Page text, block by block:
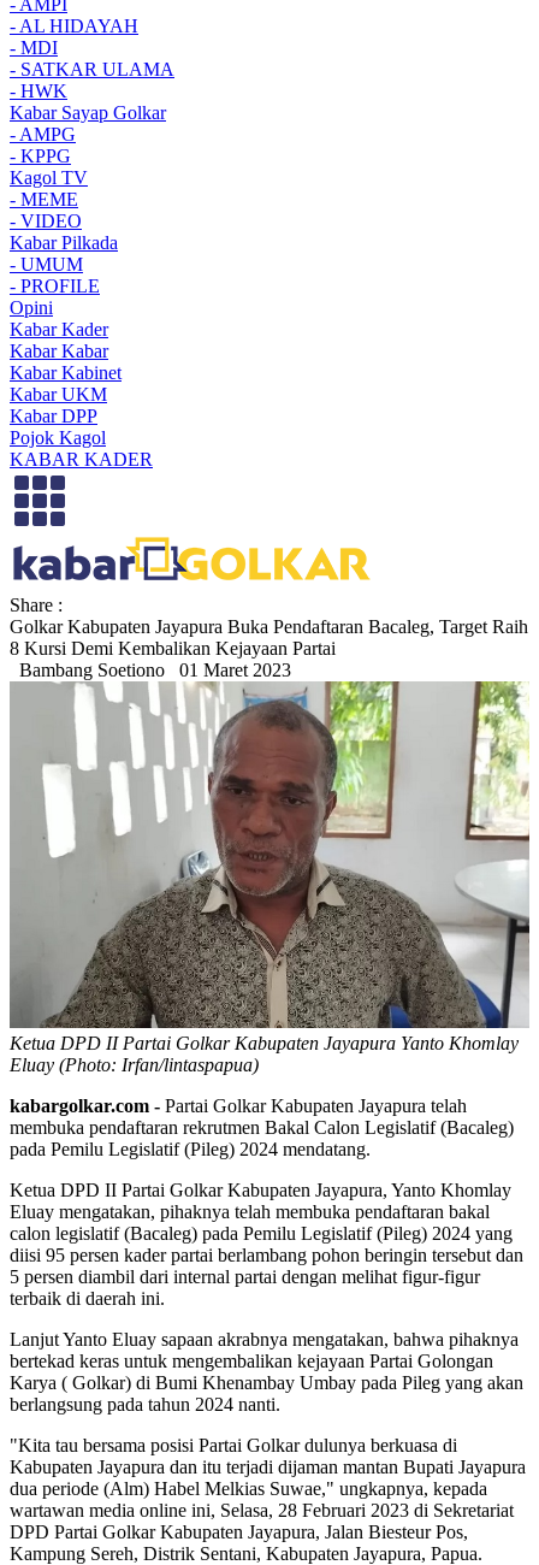
- AMPI
- AL HIDAYAH
- MDI
- SATKAR ULAMA
- HWK
Kabar Sayap Golkar
- AMPG
- KPPG
Kagol TV
- MEME
- VIDEO
Kabar Pilkada
- UMUM
- PROFILE
Opini
Kabar Kader
Kabar Kabar
Kabar Kabinet
Kabar UKM
Kabar DPP
Pojok Kagol
KABAR KADER
Share :
Golkar Kabupaten Jayapura Buka Pendaftaran Bacaleg, Target Raih
8 Kursi Demi Kembalikan Kejayaan Partai
Bambang Soetiono
01 Maret 2023
Ketua DPD II Partai Golkar Kabupaten Jayapura Yanto Khomlay
Eluay (Photo: Irfan/lintaspapua)
kabargolkar.com - Partai Golkar Kabupaten Jayapura telah
membuka pendaftaran rekrutmen Bakal Calon Legislatif (Bacaleg)
pada Pemilu Legislatif (Pileg) 2024 mendatang.
Ketua DPD II Partai Golkar Kabupaten Jayapura, Yanto Khomlay
Eluay mengatakan, pihaknya telah membuka pendaftaran bakal
calon legislatif (Bacaleg) pada Pemilu Legislatif (Pileg) 2024 yang
diisi 95 persen kader partai berlambang pohon beringin tersebut dan
5 persen diambil dari internal partai dengan melihat figur-figur
terbaik di daerah ini.
Lanjut Yanto Eluay sapaan akrabnya mengatakan, bahwa pihaknya
bertekad keras untuk mengembalikan kejayaan Partai Golongan
Karya ( Golkar) di Bumi Khenambay Umbay pada Pileg yang akan
berlangsung pada tahun 2024 nanti.
"Kita tau bersama posisi Partai Golkar dulunya berkuasa di
Kabupaten Jayapura dan itu terjadi dijaman mantan Bupati Jayapura
dua periode (Alm) Habel Melkias Suwae," ungkapnya, kepada
wartawan media online ini, Selasa, 28 Februari 2023 di Sekretariat
DPD Partai Golkar Kabupaten Jayapura, Jalan Biesteur Pos,
Kampung Sereh, Distrik Sentani, Kabupaten Jayapura, Papua.